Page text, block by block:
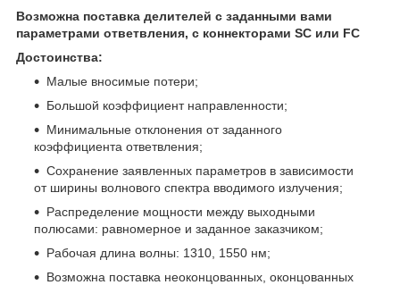
Возможна поставка делителей с заданными вами
параметрами ответвления, с коннекторами SC или FC
Достоинства:
Малые вносимые потери;
Большой коэффициент направленности;
Минимальные отклонения от заданного
коэффициента ответвления;
Сохранение заявленных параметров в зависимости
от ширины волнового спектра вводимого излучения;
Распределение мощности между выходными
полюсами: равномерное и заданное заказчиком;
Рабочая длина волны: 1310, 1550 нм;
Возможна поставка неоконцованных, оконцованных